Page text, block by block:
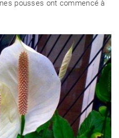
pousses ont commencé à
ET JARDIN